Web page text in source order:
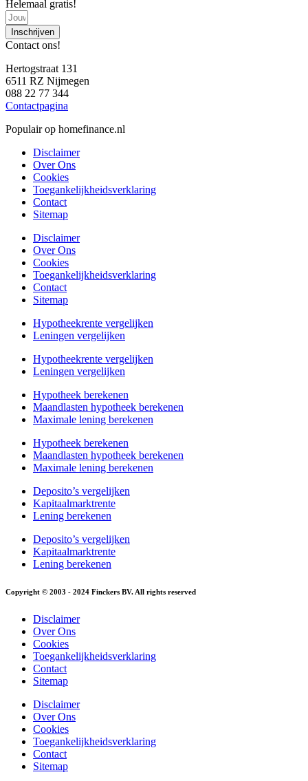
Helemaal gratis!
Inschrijven
Contact ons!
Hertogstraat 131
6511 RZ Nijmegen
088 22 77 344
Contactpagina
Populair op homefinance.nl
Disclaimer
Over Ons
Cookies
Toegankelijkheidsverklaring
Contact
Sitemap
Disclaimer
Over Ons
Cookies
Toegankelijkheidsverklaring
Contact
Sitemap
Hypotheekrente vergelijken
Leningen vergelijken
Hypotheekrente vergelijken
Leningen vergelijken
Hypotheek berekenen
Maandlasten hypotheek berekenen
Maximale lening berekenen
Hypotheek berekenen
Maandlasten hypotheek berekenen
Maximale lening berekenen
Deposito’s vergelijken
Kapitaalmarktrente
Lening berekenen
Deposito’s vergelijken
Kapitaalmarktrente
Lening berekenen
Copyright © 2003 - 2024 Finckers BV. All rights reserved
Disclaimer
Over Ons
Cookies
Toegankelijkheidsverklaring
Contact
Sitemap
Disclaimer
Over Ons
Cookies
Toegankelijkheidsverklaring
Contact
Sitemap